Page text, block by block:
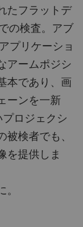
たフラットデ
の検査。アブ
プリケーショ
アームポジシ
本であり、画
ーンを一新
ロジェクシ
検者でも、
を提供しま